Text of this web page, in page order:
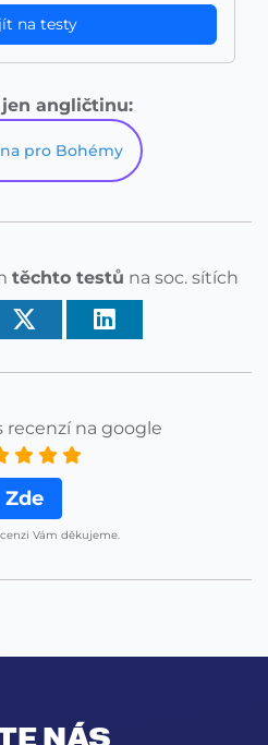
na testy
angličtinu:
pro Bohémy
těchto testů na soc. sítích
recenzí na google
Zde
Vám děkujeme.